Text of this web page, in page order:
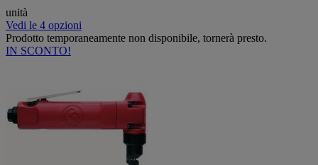
unità
Vedi le 4 opzioni
Prodotto temporaneamente non disponibile, tornerà presto.
IN SCONTO!